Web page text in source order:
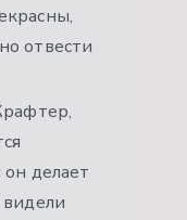
отвести
делает